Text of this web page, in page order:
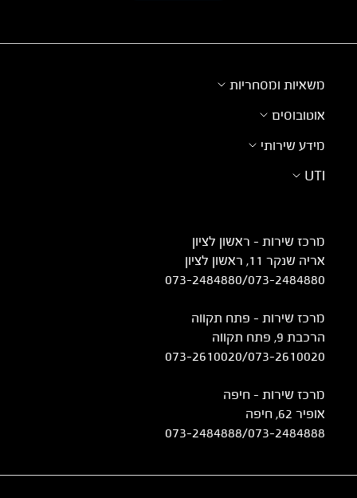
משאיות ומסחריות
אוטובוסים
מידע שירותי
UTI
מרכז שירות – ראשון לציון
אריה שנקר 11, ראשון לציון
073-2484880/073-2484880
מרכז שירות – פתח תקווה
הרכבת 9, פתח תקווה
073-2610020/073-2610020
מרכז שירות - חיפה
אופיר 62, חיפה
073-2484888/073-2484888